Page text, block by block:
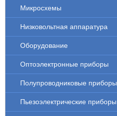
Микросхемы
Низковольтная аппаратура
Оборудование
Оптоэлектронные приборы
Полупроводниковые приборы
Пьезоэлектрические приборы